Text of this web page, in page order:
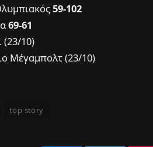
59-102
69-61
10)
Μέγαμπολτ (23/10)
top story